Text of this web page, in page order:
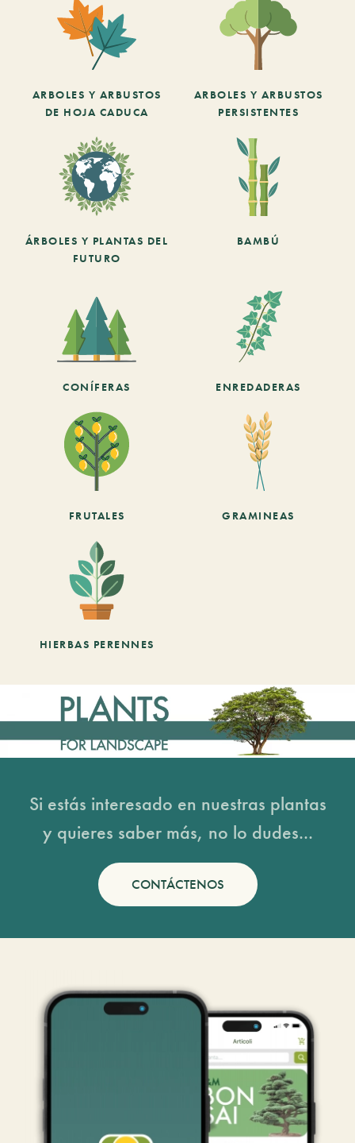
ARBOLES Y ARBUSTOS
DE HOJA CADUCA
ARBOLES Y ARBUSTOS
PERSISTENTES
ÁRBOLES Y PLANTAS DEL
FUTURO
BAMBÚ
CONÍFERAS ENREDADERAS
FRUTALES GRAMINEAS
HIERBAS PERENNES
Si estás interesado en nuestras plantas
y quieres saber más, no lo dudes...
CONTÁCTENOS